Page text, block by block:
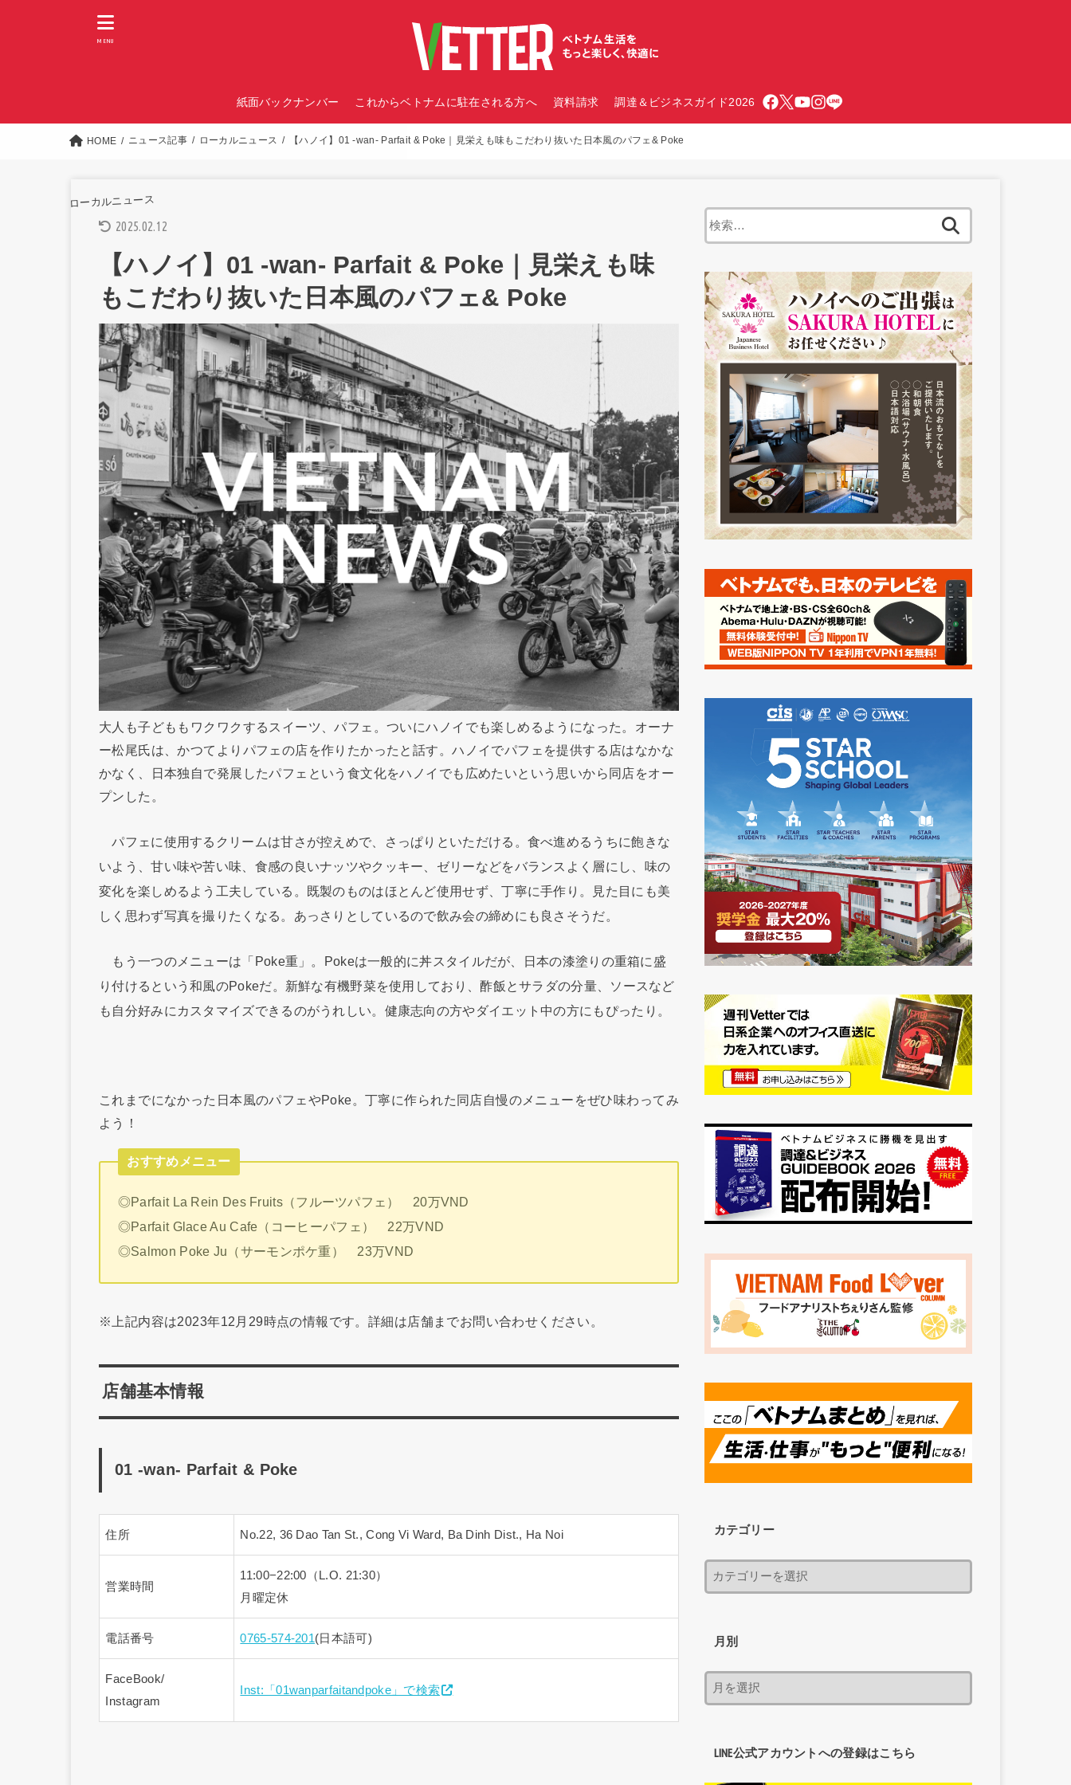
紙面バックナンバー これからベトナムに駐在される方へ 資料請求 調達＆ビジネスガイド2026
MENU
HOME ニュース記事 ローカルニュース 【ハノイ】01 -wan- Parfait & Poke｜見栄えも味もこだわり抜いた日本風のパフェ& Poke
ローカルニュース
2025.02.12
【ハノイ】01 -wan- Parfait & Poke｜見栄えも味
もこだわり抜いた日本風のパフェ& Poke
大人も子どももワクワクするスイーツ、パフェ。ついにハノイでも楽しめるようになった。オーナ
ー松尾氏は、かつてよりパフェの店を作りたかったと話す。ハノイでパフェを提供する店はなかな
かなく、日本独自で発展したパフェという食文化をハノイでも広めたいという思いから同店をオー
プンした。
パフェに使用するクリームは甘さが控えめで、さっぱりといただける。食べ進めるうちに飽きな
いよう、甘い味や苦い味、食感の良いナッツやクッキー、ゼリーなどをバランスよく層にし、味の
変化を楽しめるよう工夫している。既製のものはほとんど使用せず、丁寧に手作り。見た目にも美
しく思わず写真を撮りたくなる。あっさりとしているので飲み会の締めにも良さそうだ。
もう一つのメニューは「Poke重」。Pokeは一般的に丼スタイルだが、日本の漆塗りの重箱に盛
り付けるという和風のPokeだ。新鮮な有機野菜を使用しており、酢飯とサラダの分量、ソースなど
も自分好みにカスタマイズできるのがうれしい。健康志向の方やダイエット中の方にもぴったり。
これまでになかった日本風のパフェやPoke。丁寧に作られた同店自慢のメニューをぜひ味わってみ
よう！
おすすめメニュー
◎Parfait La Rein Des Fruits（フルーツパフェ） 20万VND
◎Parfait Glace Au Cafe（コーヒーパフェ） 22万VND
◎Salmon Poke Ju（サーモンポケ重） 23万VND
※上記内容は2023年12月29時点の情報です。詳細は店舗までお問い合わせください。
店舗基本情報
01 -wan- Parfait & Poke
住所 No.22, 36 Dao Tan St., Cong Vi Ward, Ba Dinh Dist., Ha Noi
営業時間
11:00−22:00（L.O. 21:30）
月曜定休
電話番号 0765-574-201(日本語可)
FaceBook/
Instagram
Inst:「01wanparfaitandpoke」で検索
カテゴリー
月別
LINE公式アカウントへの登録はこちら